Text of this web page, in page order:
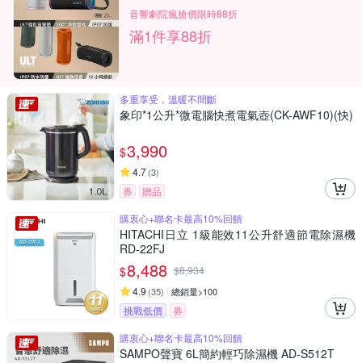
音響劇院瘋搶價限時88折
滿1件享88折
多重享受，溫暖不間斷
象印*1公升*微電腦快煮電氣壺(CK-AWF10)(快)
$3,990
4.7(3)
券
贈品
購衷心+聯名卡最高10%回饋
HITACHI日立 1級能效11公升舒適節電除濕機
RD-22FJ
$8,488 $8,934
4.9 (35) 總銷量>100
挑戰低價
券
購衷心+聯名卡最高10%回饋
SAMPO聲寶 6L簡約輕巧除濕機 AD-S512T